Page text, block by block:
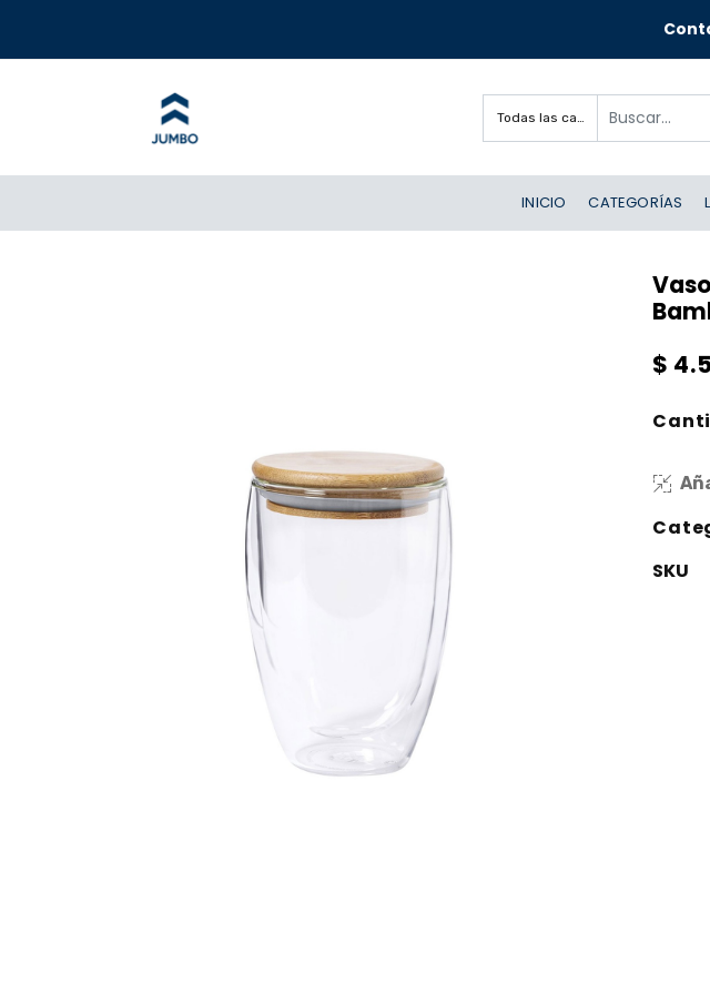
Todas las categorías
INICIO CATEGORÍAS
$
SKU